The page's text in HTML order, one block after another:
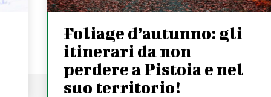
Foliage d’autunno: gli
itinerari da non
perdere a Pistoia e nel
suo territorio!